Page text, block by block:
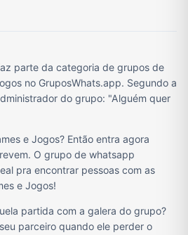
parte da categoria de grupos de
no GruposWhats.app. Segundo a
do grupo: "Alguém quer
e Jogos? Então entra agora
O grupo de whatsapp
pra encontrar pessoas com as
e Jogos!
partida com a galera do grupo?
parceiro quando ele perder o